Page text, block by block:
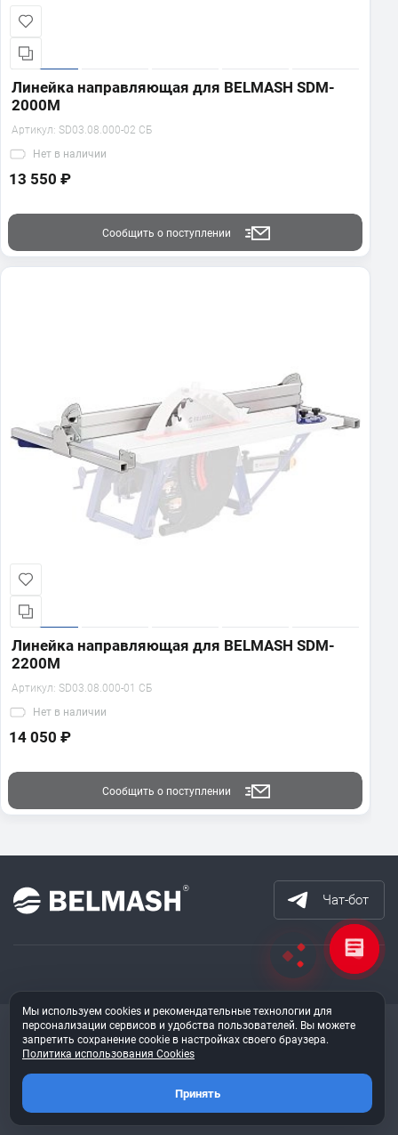
Линейка направляющая для BELMASH SDM-
2000M
Артикул: SD03.08.000-02 СБ
Нет в наличии
13 550 ₽
Сообщить о поступлении
Линейка направляющая для BELMASH SDM-
2200M
Артикул: SD03.08.000-01 СБ
Нет в наличии
14 050 ₽
Сообщить о поступлении
Чат-бот
Получайте все новинки
и акции на почту
Оставайтесь всегда в курсе новостей
Мы используем cookies и рекомендательные технологии для
персонализации сервисов и удобства пользователей. Вы можете
запретить сохранение cookie в настройках своего браузера.
Политика использования Cookies
Принять